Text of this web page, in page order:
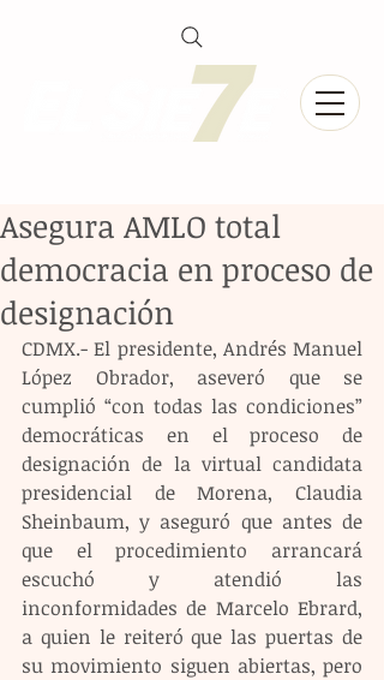
Asegura AMLO total
democracia en proceso de
designación
CDMX.- El presidente, Andrés Manuel
López Obrador, aseveró que se
cumplió “con todas las condiciones”
democráticas en el proceso de
designación de la virtual candidata
presidencial de Morena, Claudia
Sheinbaum, y aseguró que antes de
que el procedimiento arrancará
escuchó y atendió las
inconformidades de Marcelo Ebrard,
a quien le reiteró que las puertas de
su movimiento siguen abiertas, pero